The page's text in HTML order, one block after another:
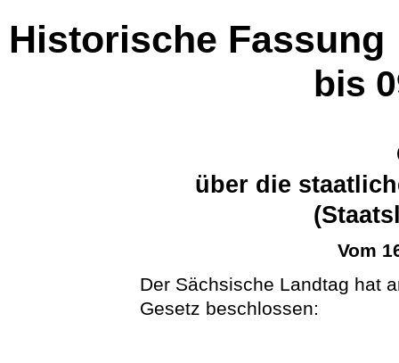
Historische Fassung
bis
über die
Vom
Der Sächsische Landtag hat
Gesetz beschlossen: